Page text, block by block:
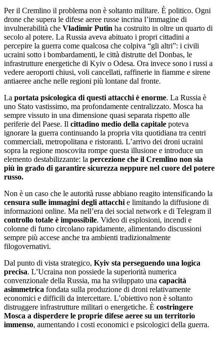
Per il Cremlino il problema non è soltanto militare. È politico. Ogni
drone che supera le difese aeree russe incrina l’immagine di
invulnerabilità che Vladimir Putin ha costruito in oltre un quarto di
secolo al potere. La Russia aveva abituato i propri cittadini a
percepire la guerra come qualcosa che colpiva “gli altri”: i civili
ucraini sotto i bombardamenti, le città distrutte del Donbas, le
infrastrutture energetiche di Kyiv o Odesa. Ora invece sono i russi a
vedere aeroporti chiusi, voli cancellati, raffinerie in fiamme e sirene
antiaeree anche nelle regioni più lontane dal fronte.
La portata psicologica di questi attacchi è enorme. La Russia è
uno Stato vastissimo, ma profondamente centralizzato. Mosca ha
sempre vissuto in una dimensione quasi separata rispetto alle
periferie del Paese. Il cittadino medio della capitale poteva
ignorare la guerra continuando la propria vita quotidiana tra centri
commerciali, metropolitana e ristoranti. L’arrivo dei droni ucraini
sopra la regione moscovita rompe questa illusione e introduce un
elemento destabilizzante: la percezione che il Cremlino non sia
più in grado di garantire sicurezza neppure nel cuore del potere
russo.
Non è un caso che le autorità russe abbiano reagito intensificando la
censura sulle immagini degli attacchi e limitando la diffusione di
informazioni online. Ma nell’era dei social network e di Telegram il
controllo totale è impossibile. Video di esplosioni, incendi e
colonne di fumo circolano rapidamente, alimentando discussioni
sempre più accese anche tra ambienti tradizionalmente
filogovernativi.
Dal punto di vista strategico, Kyiv sta perseguendo una logica
precisa. L’Ucraina non possiede la superiorità numerica
convenzionale della Russia, ma ha sviluppato una capacità
asimmetrica fondata sulla produzione di droni relativamente
economici e difficili da intercettare. L’obiettivo non è soltanto
distruggere infrastrutture militari o energetiche. È costringere
Mosca a disperdere le proprie difese aeree su un territorio
immenso, aumentando i costi economici e psicologici della guerra.